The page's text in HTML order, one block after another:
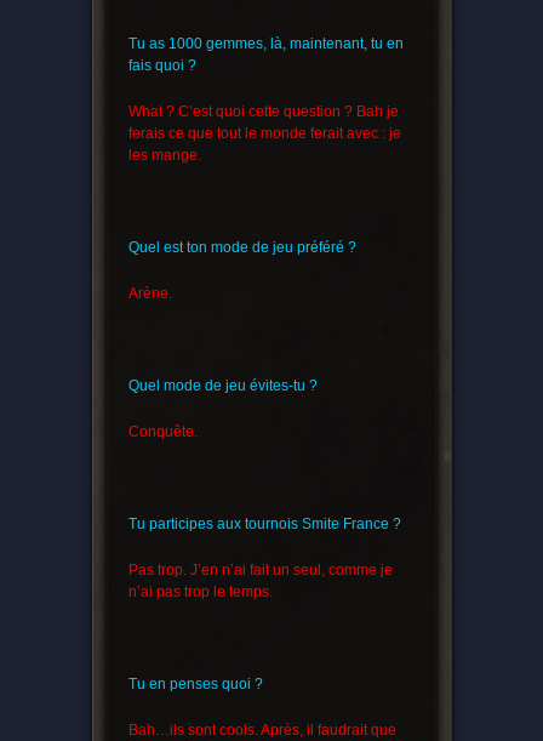
Tu as 1000 gemmes, là, maintenant, tu en
fais quoi ?
What ? C’est quoi cette question ? Bah je
ferais ce que tout le monde ferait avec : je
les mange.
Quel est ton mode de jeu préféré ?
Arène.
Quel mode de jeu évites-tu ?
Conquête.
Tu participes aux tournois Smite France ?
Pas trop. J’en n’ai fait un seul, comme je
n’ai pas trop le temps.
Tu en penses quoi ?
Bah…ils sont cools. Après, il faudrait que